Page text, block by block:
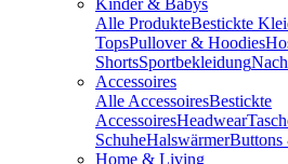
Kinder & Babys
Alle ProdukteBestickte
TopsPullover & Hoodies
ShortsSportbekleidung
Accessoires
Alle AccessoiresBestickte
AccessoiresHeadwear
SchuheHalswärmerButtons
Home & Living